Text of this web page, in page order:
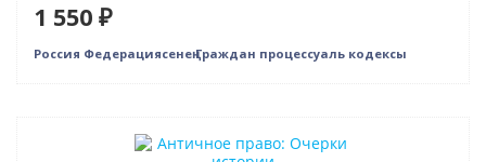
1 550 ₽
Россия Федерациясенең Граждан процессуаль кодексы